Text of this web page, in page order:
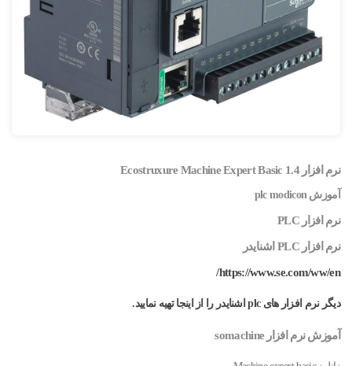
نرم افزار Ecostruxure Machine Expert Basic 1.4
آموزش plc modicon
نرم افزار PLC
نرم افزار PLC اشنایدر
https://www.se.com/ww/en/
دیگر نرم افزار های plc اشنایدر را از اینجا تهیه نمایید.
آموزش نرم افزار somachine